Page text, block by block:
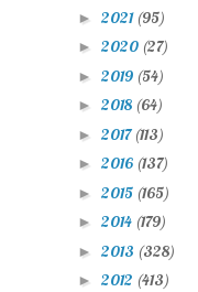
► 2021 (95)
► 2020 (27)
► 2019 (54)
► 2018 (64)
► 2017(113)
► 2016 (137)
► 2015 (165)
► 2014 (179)
► 2013 (328)
► 2012 (413)